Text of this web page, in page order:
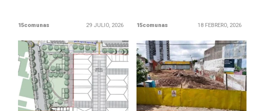
15comunas 29 JULIO, 2026 15comunas 18 FEBRERO, 2026
LEER MAS LEER MAS